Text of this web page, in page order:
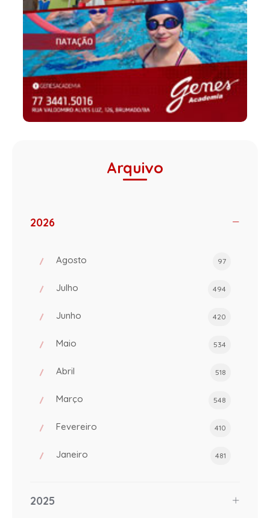
Arquivo
2026
Agosto 97
Julho 494
Junho 420
Maio 534
Abril 518
Março 548
Fevereiro 410
Janeiro 481
2025